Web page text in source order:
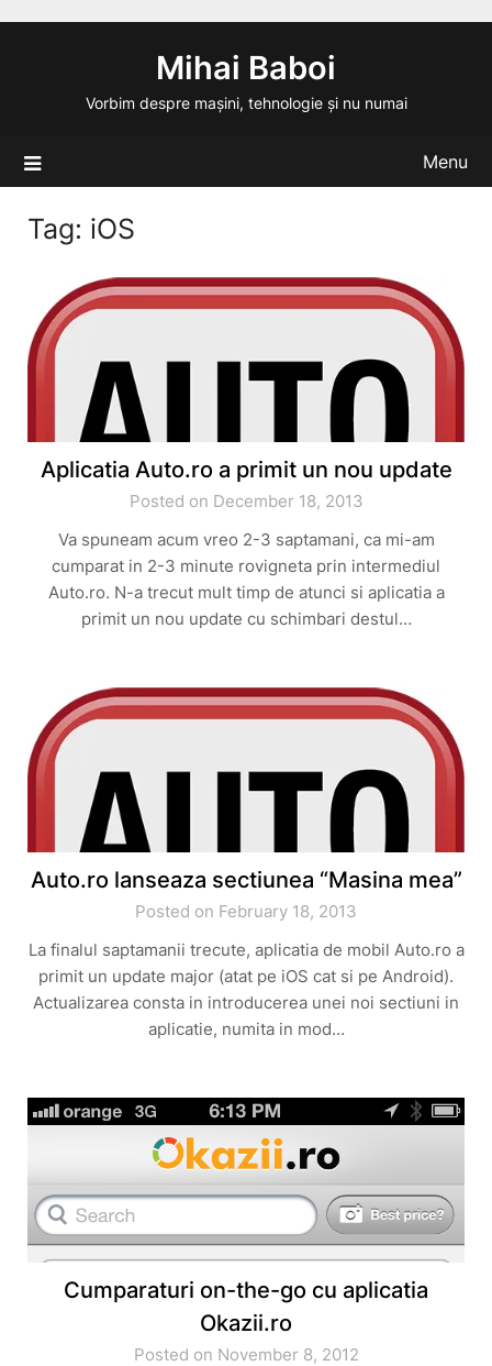
Mihai Baboi
Vorbim despre mașini, tehnologie și nu numai
Menu
Tag: iOS
Aplicatia Auto.ro a primit un nou update
Posted on December 18, 2013
Va spuneam acum vreo 2-3 saptamani, ca mi-am
cumparat in 2-3 minute rovigneta prin intermediul
Auto.ro. N-a trecut mult timp de atunci si aplicatia a
primit un nou update cu schimbari destul…
Auto.ro lanseaza sectiunea “Masina mea”
Posted on February 18, 2013
La finalul saptamanii trecute, aplicatia de mobil Auto.ro a
primit un update major (atat pe iOS cat si pe Android).
Actualizarea consta in introducerea unei noi sectiuni in
aplicatie, numita in mod…
Cumparaturi on-the-go cu aplicatia
Okazii.ro
Posted on November 8, 2012